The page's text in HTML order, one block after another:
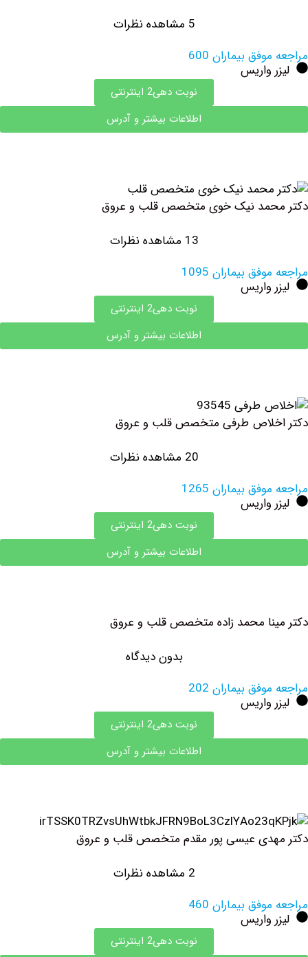
بیماران 600
واریس
نوبت دهی2 اینترنتی
اطلاعات بیشتر و آدرس
نیک خوی متخصص قلب و عروق
بیماران 1095
واریس
نوبت دهی2 اینترنتی
اطلاعات بیشتر و آدرس
طرفی متخصص قلب و عروق
بیماران 1265
واریس
نوبت دهی2 اینترنتی
اطلاعات بیشتر و آدرس
محمد زاده متخصص قلب و عروق
بدون دیدگاه
بیماران 202
واریس
نوبت دهی2 اینترنتی
اطلاعات بیشتر و آدرس
عیسی پور مقدم متخصص قلب و عروق
بیماران 460
واریس
نوبت دهی2 اینترنتی